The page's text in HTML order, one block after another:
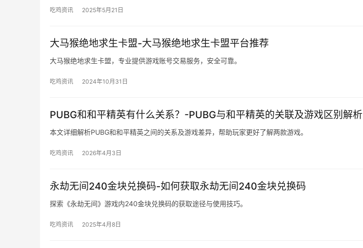
吃鸡资讯 2025年5月21日
大马猴绝地求生卡盟-大马猴绝地求生卡盟平台推荐
大马猴绝地求生卡盟，专业提供游戏账号交易服务，安全可靠。
吃鸡资讯 2024年10月31日
PUBG和和平精英有什么关系？-PUBG与和平精英的关联及游戏区别解析
本文详细解析PUBG和和平精英之间的关系及游戏差异，帮助玩家更好了解两款游戏。
吃鸡资讯 2026年4月3日
永劫无间240金块兑换码-如何获取永劫无间240金块兑换码
探索《永劫无间》游戏内240金块兑换码的获取途径与使用技巧。
吃鸡资讯 2025年4月8日